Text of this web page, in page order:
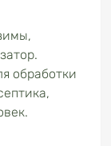
обработки